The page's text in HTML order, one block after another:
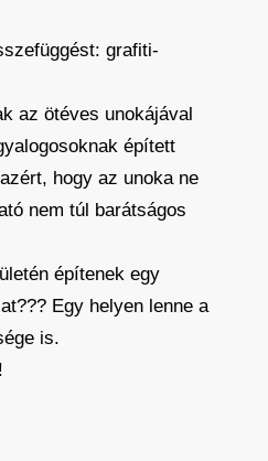
grafiti-
az ötéves unokájával
épített
hogy az unoka ne
nem túl barátságos
építenek egy
Egy helyen lenne a
is.